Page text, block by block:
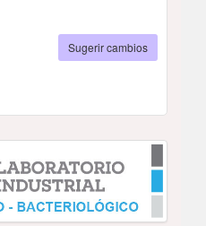
Sugerir cambios